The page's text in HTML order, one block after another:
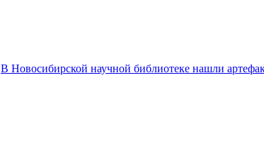
В Новосибирской научной библиотеке нашли